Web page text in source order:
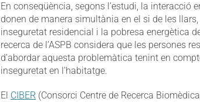
En conseqüència, segons l’estudi, la
donen de manera simultània en el si de les
inseguretat residencial i la pobresa energètica
recerca de l’ASPB considera que les persones
d’abordar aquesta problemàtica tenint en
inseguretat en l’habitatge.
El CIBER (Consorci Centre de Recerca